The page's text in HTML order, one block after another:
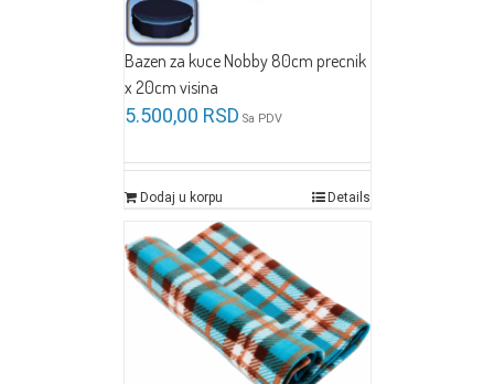
Bazen za kuce Nobby 80cm precnik
x 20cm visina
5.500,00 RSD Sa PDV
Dodaj u korpu Details